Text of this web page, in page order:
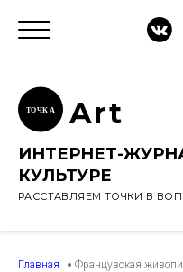
ТОЧК А Art
ИНТЕРНЕТ-
КУЛЬТУРЕ
РАССТАВЛЯЕМ ТОЧКИ В
Главная Французская